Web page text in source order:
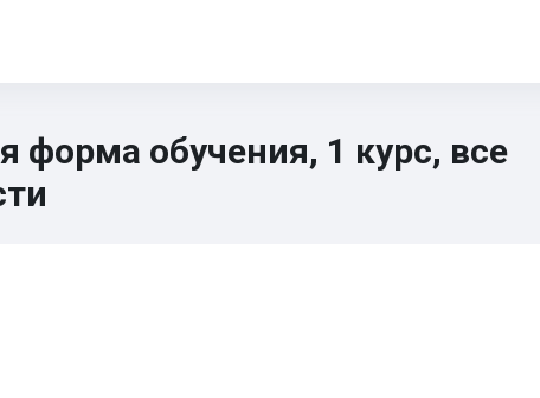
форма обучения, 1 курс, все